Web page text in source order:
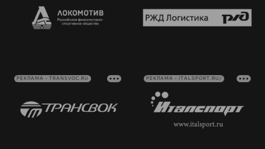
РЕКЛАМА • TRANSVOC.RU РЕКЛАМА • ITALSPORT.RU/